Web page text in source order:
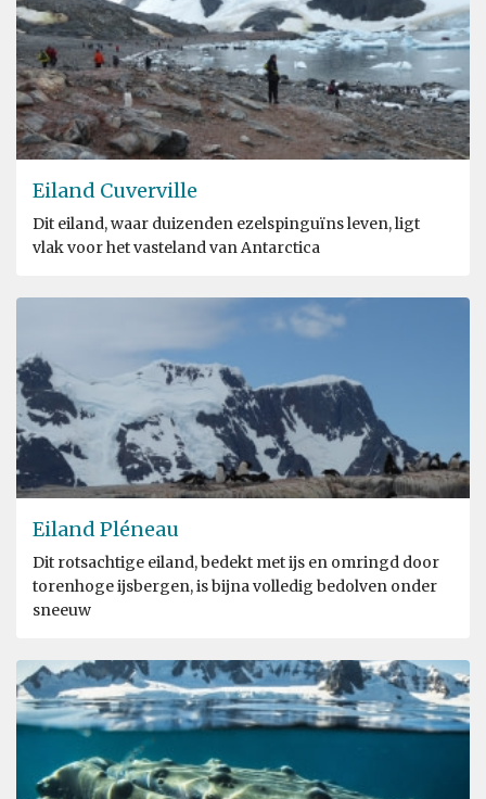
Eiland Cuverville
Dit eiland, waar duizenden ezelspinguïns leven, ligt
vlak voor het vasteland van Antarctica
Eiland Pléneau
Dit rotsachtige eiland, bedekt met ijs en omringd door
torenhoge ijsbergen, is bijna volledig bedolven onder
sneeuw